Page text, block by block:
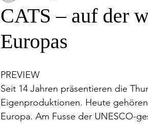
CATS – auf der
Europas
PREVIEW
Seit 14 Jahren präsentieren die
Eigenproduktionen. Heute
Europa. Am Fusse der UNESCO-